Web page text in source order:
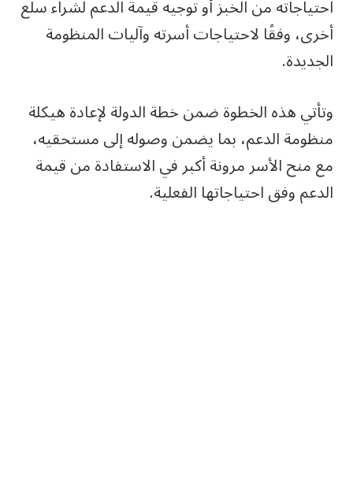
احتياجاته من الخبز أو توجيه قيمة الدعم لشراء سلع
أخرى، وفقًا لاحتياجات أسرته وآليات المنظومة
الجديدة.
وتأتي هذه الخطوة ضمن خطة الدولة لإعادة هيكلة
منظومة الدعم، بما يضمن وصوله إلى مستحقيه،
مع منح الأسر مرونة أكبر في الاستفادة من قيمة
الدعم وفق احتياجاتها الفعلية.